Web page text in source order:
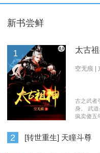
新书尝鲜
1 太古
空无痕 |
古之武者
身。 武
疯卖傻五
2 [转世重生] 天瞳斗尊